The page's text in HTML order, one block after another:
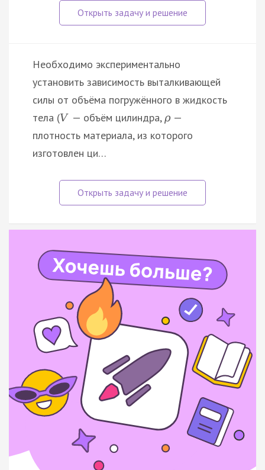
Необходимо экспериментально
установить зависимость выталкивающей
силы от объёма погружённого в жидкость
тела (V — объём цилиндра,ρ —
плотность материала, из которого
изготовлен ци…